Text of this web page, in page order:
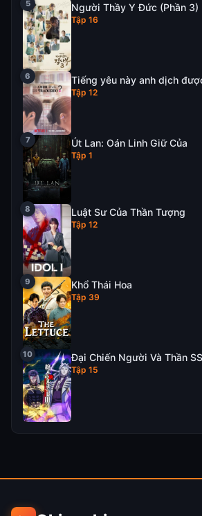
Người Thầy Y Đức (Phần 3)
Tập 16
Tiếng yêu này anh dịch
Tập 12
Út Lan: Oán Linh Giữ Của
Tập 1
Luật Sư Của Thần Tượng
Tập 12
Khổ Thái Hoa
Tập 39
Đại Chiến Người Và Thần
Tập 15